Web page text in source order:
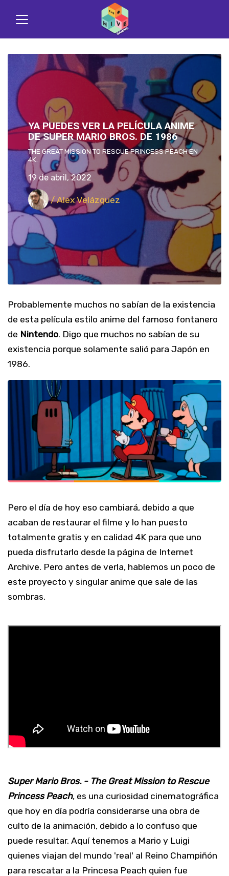
YA PUEDES VER LA PELÍCULA ANIME
DE SUPER MARIO BROS. DE 1986
THE GREAT MISSION TO RESCUE PRINCESS PEACH EN
4K.
19 de abril, 2022
/ Alex Velázquez
Probablemente muchos no sabían de la existencia
de esta película estilo anime del famoso fontanero
de Nintendo. Digo que muchos no sabían de su
existencia porque solamente salió para Japón en
1986.
Pero el día de hoy eso cambiará, debido a que
acaban de restaurar el filme y lo han puesto
totalmente gratis y en calidad 4K para que uno
pueda disfrutarlo desde la página de Internet
Archive. Pero antes de verla, hablemos un poco de
este proyecto y singular anime que sale de las
sombras.
Super Mario Bros. - The Great Mission to Rescue
Princess Peach, es una curiosidad cinematográfica
que hoy en día podría considerarse una obra de
culto de la animación, debido a lo confuso que
puede resultar. Aquí tenemos a Mario y Luigi
quienes viajan del mundo 'real' al Reino Champiñón
para rescatar a la Princesa Peach quien fue